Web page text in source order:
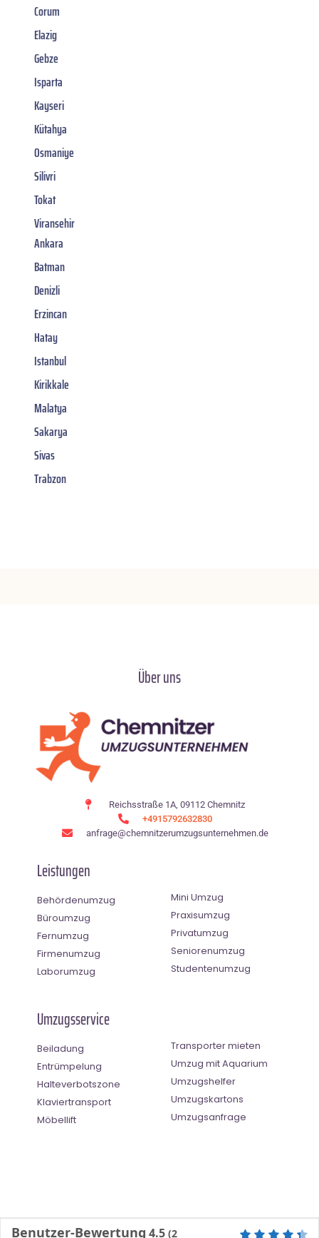
Corum
Elazig
Gebze
Isparta
Kayseri
Kütahya
Osmaniye
Silivri
Tokat
Viransehir
Ankara
Batman
Denizli
Erzincan
Hatay
Istanbul
Kirikkale
Malatya
Sakarya
Sivas
Trabzon
Über uns
Reichsstraße 1A, 09112 Chemnitz
+4915792632830
anfrage@chemnitzerumzugsunternehmen.de
Leistungen
Behördenumzug
Büroumzug
Fernumzug
Firmenumzug
Laborumzug
Mini Umzug
Praxisumzug
Privatumzug
Seniorenumzug
Studentenumzug
Umzugsservice
Beiladung
Entrümpelung
Halteverbotszone
Klaviertransport
Möbellift
Transporter mieten
Umzug mit Aquarium
Umzugshelfer
Umzugskartons
Umzugsanfrage
Benutzer-Bewertung 4.5 (2